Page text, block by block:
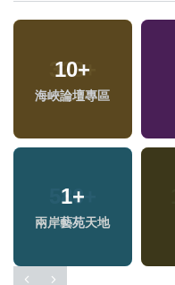
10+
海峽論壇專區
1+
兩岸藝苑天地